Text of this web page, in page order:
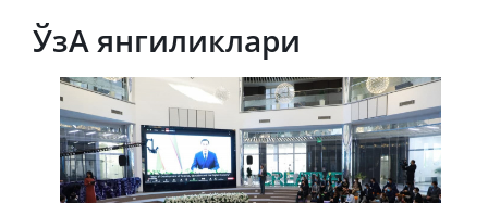
ЎзА янгиликлари